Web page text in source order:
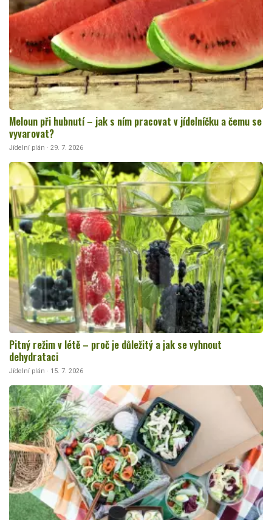
Meloun při hubnutí – jak s ním pracovat v jídelníčku a čemu se
vyvarovat?
Jídelní plán · 29. 7. 2026
Pitný režim v létě – proč je důležitý a jak se vyhnout
dehydrataci
Jídelní plán · 15. 7. 2026